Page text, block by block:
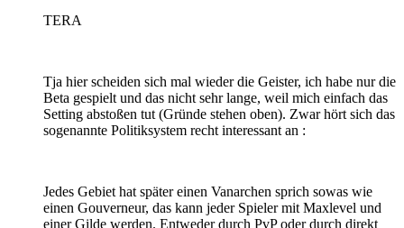
TERA
Tja hier scheiden sich mal wieder die Geister, ich habe nur die
Beta gespielt und das nicht sehr lange, weil mich einfach das
Setting abstoßen tut (Gründe stehen oben). Zwar hört sich das
sogenannte Politiksystem recht interessant an :
Jedes Gebiet hat später einen Vanarchen sprich sowas wie
einen Gouverneur, das kann jeder Spieler mit Maxlevel und
einer Gilde werden. Entweder durch PvP oder durch direkt